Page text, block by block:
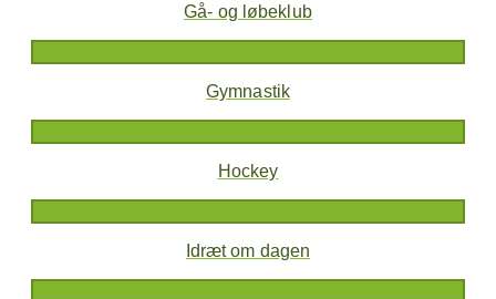
Gå- og løbeklub
Gymnastik
Hockey
Idræt om dagen